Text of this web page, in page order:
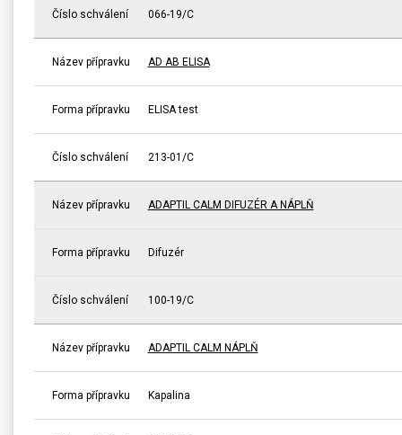
Číslo schválení 066-19/C
Název přípravku AD AB ELISA
Forma přípravku ELISA test
Číslo schválení 213-01/C
Název přípravku ADAPTIL CALM DIFUZÉR A NÁPLŇ
Forma přípravku Difuzér
Číslo schválení 100-19/C
Název přípravku ADAPTIL CALM NÁPLŇ
Forma přípravku Kapalina